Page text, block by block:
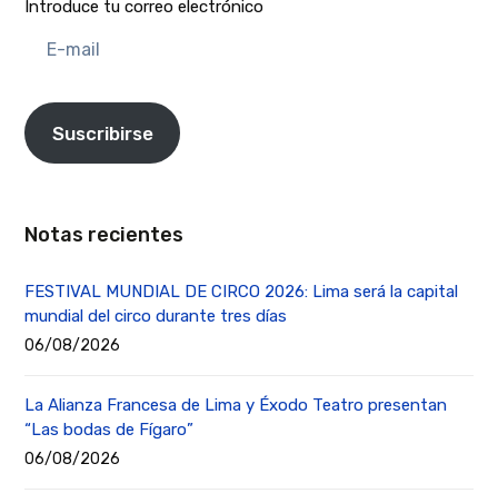
Introduce tu correo electrónico
mail
Suscribirse
Notas recientes
FESTIVAL MUNDIAL DE CIRCO 2026: Lima será la capital
mundial del circo durante tres días
06/08/2026
La Alianza Francesa de Lima y Éxodo Teatro presentan
“Las bodas de Fígaro”
06/08/2026